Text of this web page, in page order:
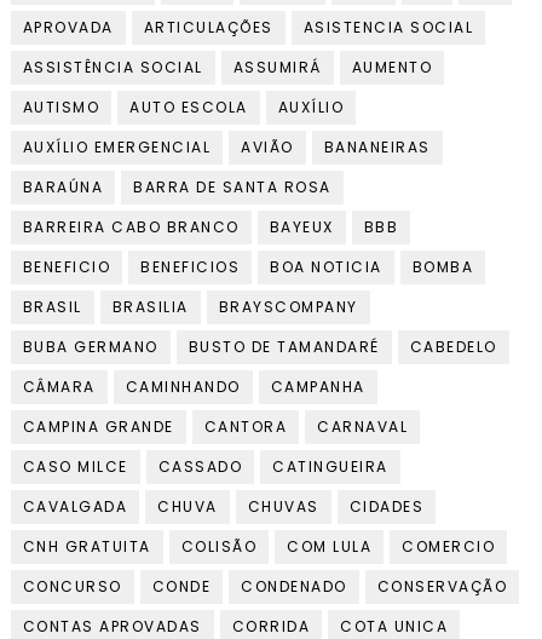
APROVADA
ARTICULAÇÕES
ASISTENCIA SOCIAL
ASSISTÊNCIA SOCIAL
ASSUMIRÁ
AUMENTO
AUTISMO
AUTO ESCOLA
AUXÍLIO
AUXÍLIO EMERGENCIAL
AVIÃO
BANANEIRAS
BARAÚNA
BARRA DE SANTA ROSA
BARREIRA CABO BRANCO
BAYEUX
BBB
BENEFICIO
BENEFICIOS BOA NOTICIA
BOMBA
BRASIL
BRASILIA
BRAYSCOMPANY
BUBA GERMANO
BUSTO DE TAMANDARÉ
CABEDELO
CÂMARA
CAMINHANDO
CAMPANHA
CAMPINA GRANDE
CANTORA
CARNAVAL
CASO MILCE
CASSADO
CATINGUEIRA
CAVALGADA
CHUVA CHUVAS
CIDADES
CNH GRATUITA
COLISÃO COM LULA
COMERCIO
CONCURSO
CONDE CONDENADO
CONSERVAÇÃO
CONTAS APROVADAS
CORRIDA
COTA UNICA